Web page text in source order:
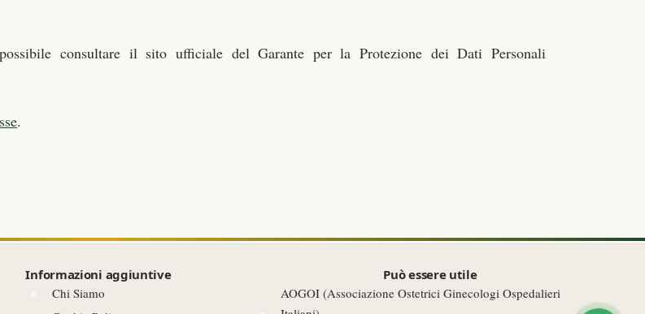
consultare il sito ufficiale del Garante per la Protezione dei Dati Personali
.
Informazioni aggiuntive
Chi Siamo
Può essere utile
AOGOI (Associazione Ostetrici Ginecologi Ospedalieri